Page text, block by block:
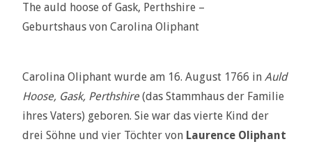
The auld hoose of Gask, Perthshire –
Geburtshaus von Carolina Oliphant
Carolina Oliphant wurde am 16. August 1766 in Auld
Hoose, Gask, Perthshire (das Stammhaus der Familie
ihres Vaters) geboren. Sie war das vierte Kind der
drei Söhne und vier Töchter von Laurence Oliphant